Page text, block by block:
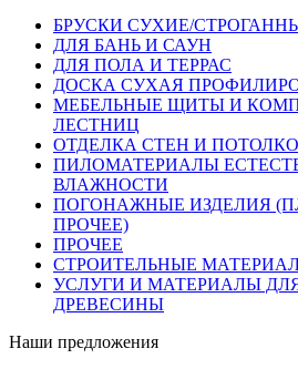
БРУСКИ СУХИЕ/
ДЛЯ БАНЬ И САУН
ДЛЯ ПОЛА И ТЕРРАС
ДОСКА СУХАЯ
МЕБЕЛЬНЫЕ ЩИТЫ И
ЛЕСТНИЦ
ОТДЕЛКА СТЕН И
ПИЛОМАТЕРИАЛЫ
ВЛАЖНОСТИ
ПОГОНАЖНЫЕ ИЗДЕЛИЯ
ПРОЧЕЕ)
ПРОЧЕЕ
СТРОИТЕЛЬНЫЕ
УСЛУГИ И МАТЕРИАЛЫ
ДРЕВЕСИНЫ
Наши предложения